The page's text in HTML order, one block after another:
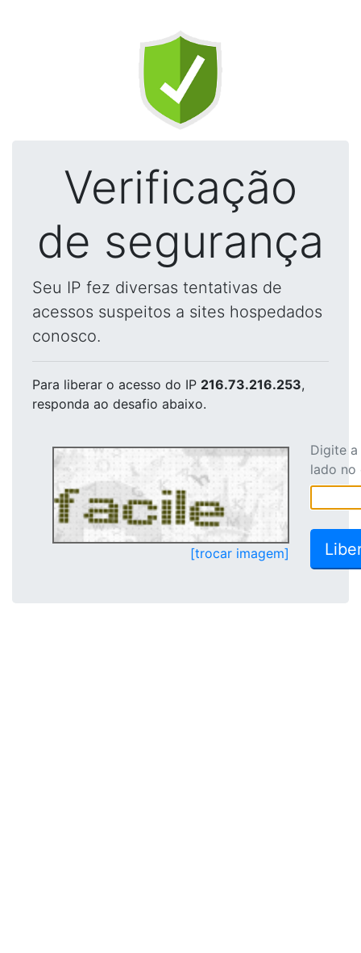
Verificação
de segurança
Seu IP fez diversas tentativas de
acessos suspeitos a sites hospedados
conosco.
Para liberar o acesso do IP 216.73.216.253,
responda ao desafio abaixo.
[trocar imagem]
Digite
lado no